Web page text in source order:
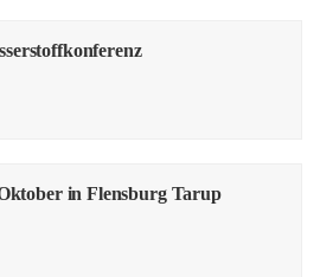
in Flensburg Tarup